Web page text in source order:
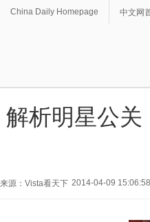
China Daily Homepage 中文网
解析明星公关
来源：Vista看天下 2014-04-09 15:06:58